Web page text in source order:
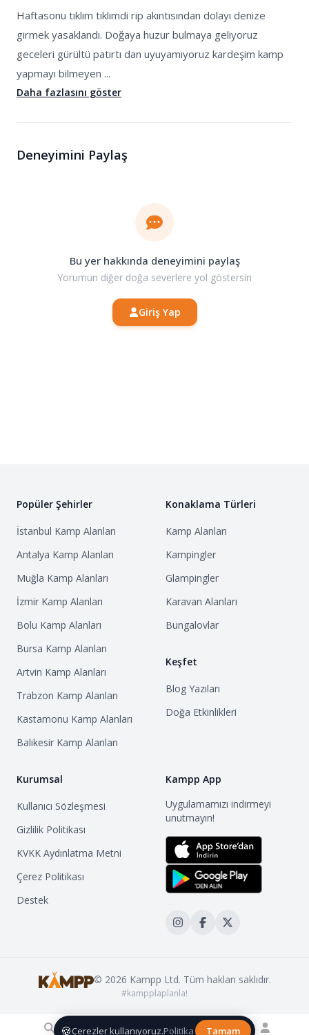
Haftasonu tıklım tıklımdi rip akıntısından dolayı denize
girmek yasaklandı. Doğaya huzur bulmaya geliyoruz
geceleri gürültü patırtı dan uyuyamıyoruz kardeşim kamp
yapmayı bilmeyen ...
Daha fazlasını göster
Deneyimini Paylaş
Bu yer hakkında deneyimini paylaş
Yorumun diğer doğa severlere yol göstersin
Giriş Yap
Popüler Şehirler
İstanbul Kamp Alanları
Antalya Kamp Alanları
Muğla Kamp Alanları
İzmir Kamp Alanları
Bolu Kamp Alanları
Bursa Kamp Alanları
Artvin Kamp Alanları
Trabzon Kamp Alanları
Kastamonu Kamp Alanları
Balıkesir Kamp Alanları
Konaklama Türleri
Kamp Alanları
Kampingler
Glampingler
Karavan Alanları
Bungalovlar
Keşfet
Blog Yazıları
Doğa Etkinlikleri
Kurumsal
Kullanıcı Sözleşmesi
Gizlilik Politikası
KVKK Aydınlatma Metni
Çerez Politikası
Destek
Kampp App
Uygulamamızı indirmeyi
unutmayın!
© 2026 Kampp Ltd. Tüm hakları saklıdır.
#kampplaplanla!
🍪Çerezler kullanıyoruz.Politika Tamam